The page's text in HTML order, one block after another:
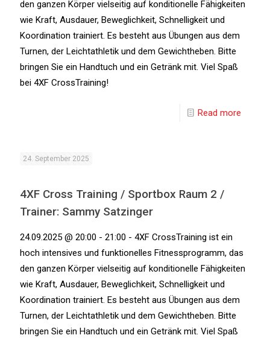
den ganzen Körper vielseitig auf konditionelle Fähigkeiten
wie Kraft, Ausdauer, Beweglichkeit, Schnelligkeit und
Koordination trainiert. Es besteht aus Übungen aus dem
Turnen, der Leichtathletik und dem Gewichtheben. Bitte
bringen Sie ein Handtuch und ein Getränk mit. Viel Spaß
bei 4XF CrossTraining!
Read more
24. September 2025
4XF Cross Training / Sportbox Raum 2 /
Trainer: Sammy Satzinger
24.09.2025 @ 20:00 - 21:00 - 4XF CrossTraining ist ein
hoch intensives und funktionelles Fitnessprogramm, das
den ganzen Körper vielseitig auf konditionelle Fähigkeiten
wie Kraft, Ausdauer, Beweglichkeit, Schnelligkeit und
Koordination trainiert. Es besteht aus Übungen aus dem
Turnen, der Leichtathletik und dem Gewichtheben. Bitte
bringen Sie ein Handtuch und ein Getränk mit. Viel Spaß